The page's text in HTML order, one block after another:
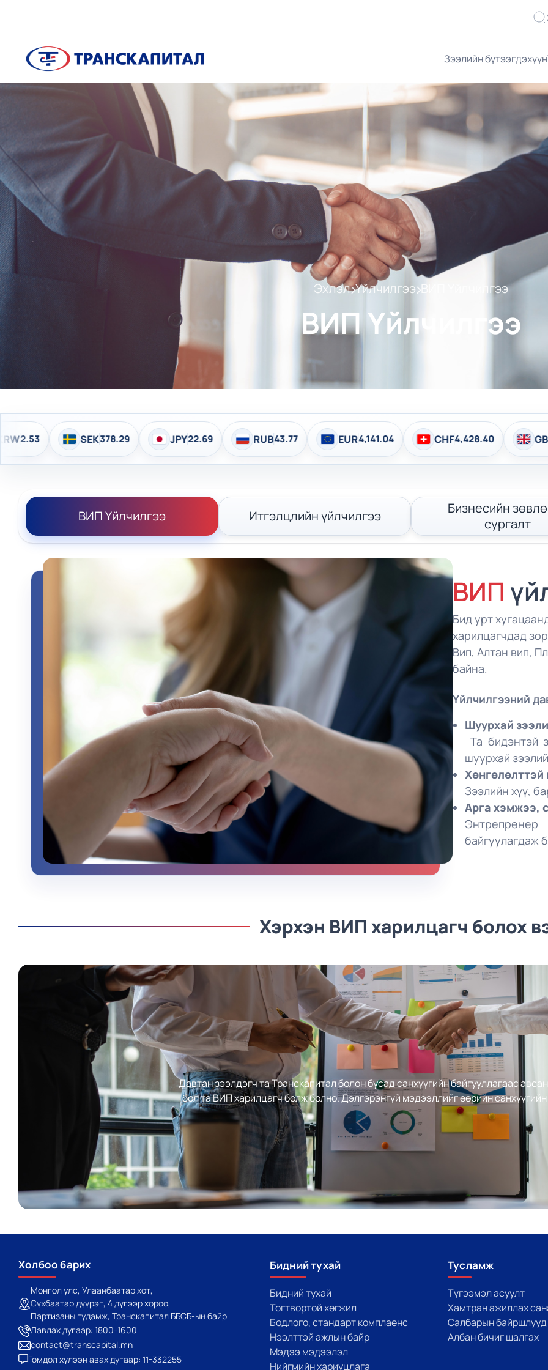
Зээлийн бүтээгдэхүүн
Эхлэл Үйлчилгээ ВИП Үйлчилгээ
ВИП Үйлчилгээ
378.29 JPY22.69 RUB43.77 EUR4,141.04 CHF4,428.40 GBP4,832.86
ВИП Үйлчилгээ Итгэлцлийн үйлчилгээ
Бизнесийн
сургалт
ВИП
Бид урт
харилцагчдад
Вип, Алтан вип,
байна.
Үйлчилгээний
Шуурхай
Та бидэнтэй
шуурхай
Хөнгөлөлттэй
Зээлийн хүү,
Арга хэмжээ,
Энтрепренер
байгуулагдаж
Хэрхэн ВИП харилцагч болох
Давтан зээлдэгч та Транскапитал болон бусад санхүүгийн байгууллагаас
бол та ВИП харилцагч болж болно. Дэлгэрэнгүй мэдээллийг өөрийн
Холбоо барих
Монгол улс, Улаанбаатар хот,
Сүхбаатар дүүрэг, 4 дүгээр хороо,
Партизаны гудамж, Транскапитал ББСБ-ын байр
Лавлах дугаар: 1800-1600
contact@transcapital.mn
Гомдол хүлээн авах дугаар: 11-332255
Бидний тухай
Бидний тухай
Тогтвортой хөгжил
Бодлого, стандарт комплаенс
Нээлттэй ажлын байр
Мэдээ мэдээлэл
Нийгмийн хариуцлага
Тусламж
Түгээмэл асуулт
Хамтран ажиллах
Салбарын байршлууд
Албан бичиг шалгах